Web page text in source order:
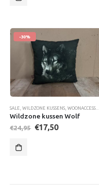
-30%
SALE WILDZONE KUSSENS WOONACCESSOIRES
Wildzone kussen Wolf
€24,95 Oorspronkelijke
€17,50Huidige